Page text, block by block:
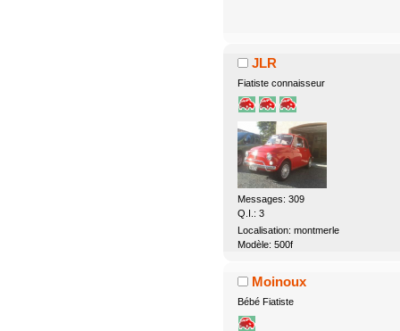
JLR
Fiatiste connaisseur
Messages: 309
Q.I.: 3
Localisation: montmerle
Modèle: 500f
Moinoux
Bébé Fiatiste